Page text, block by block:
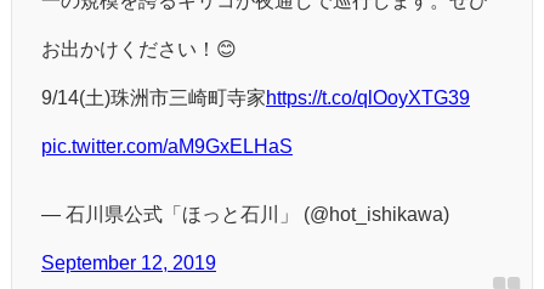
お出かけください！😊
9/14(土)珠洲市三崎町寺家https://t.co/qlOoyXTG39
pic.twitter.com/aM9GxELHaS
— 石川県公式「ほっと石川」 (@hot_ishikawa)
September 12, 2019